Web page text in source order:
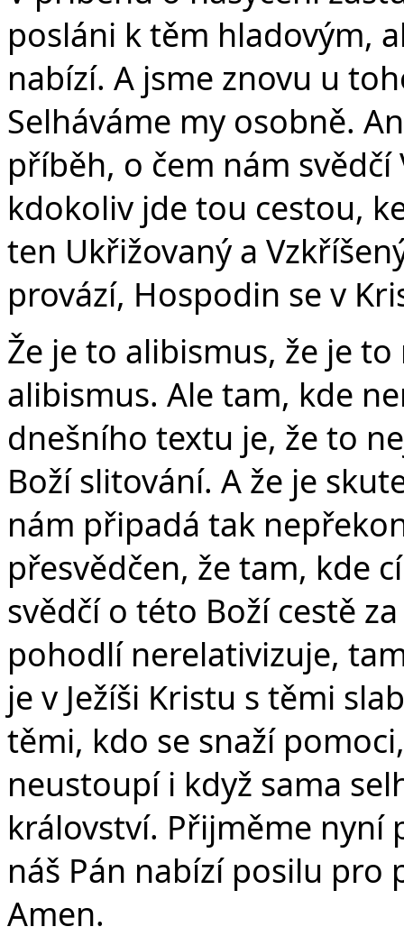
posláni k těm hladovým,
nabízí. A jsme znovu u
Selháváme my osobně.
příběh, o čem nám
kdokoliv jde tou cestou,
ten Ukřižovaný a
provází, Hospodin se v
Že je to alibismus, že je
alibismus. Ale tam, kde
dnešního textu je, že to
Boží slitování. A že je
nám připadá tak
přesvědčen, že tam, kde
svědčí o této Boží cestě
pohodlí nerelativizuje,
je v Ježíši Kristu s těmi
těmi, kdo se snaží
neustoupí i když sama
království. Přijměme nyní
náš Pán nabízí posilu
Amen.